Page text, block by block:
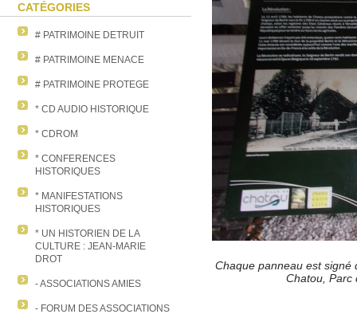
CATÉGORIES
# PATRIMOINE DETRUIT
# PATRIMOINE MENACE
# PATRIMOINE PROTEGE
* CD AUDIO HISTORIQUE
* CDROM
* CONFERENCES
HISTORIQUES
* MANIFESTATIONS
HISTORIQUES
* UN HISTORIEN DE LA
CULTURE : JEAN-MARIE
DROT
- ASSOCIATIONS AMIES
- FORUM DES ASSOCIATIONS
Chaque panneau est signé
Chatou, Parc